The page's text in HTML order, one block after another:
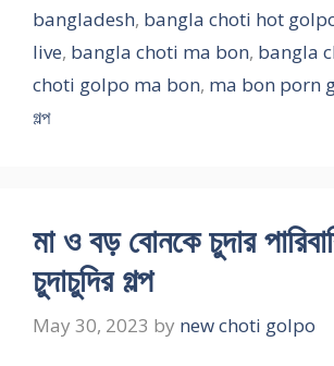
bangladesh, bangla choti hot
live, bangla choti ma bon, bangla
choti golpo ma bon, ma bon porn
গল্প
মা ও বড় বোনকে চুদার
চুদাচুদির গল্প
May 30, 2023 by new choti golpo